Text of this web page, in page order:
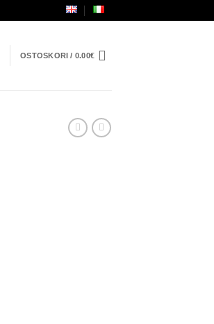
OSTOSKORI / 0.00€